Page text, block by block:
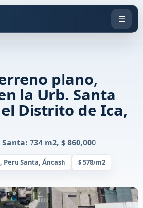
☰
plano,
la Urb. Santa
Distrito de Ica,
734 m2, $ 860,000
Peru Santa, Áncash $ 578/m2